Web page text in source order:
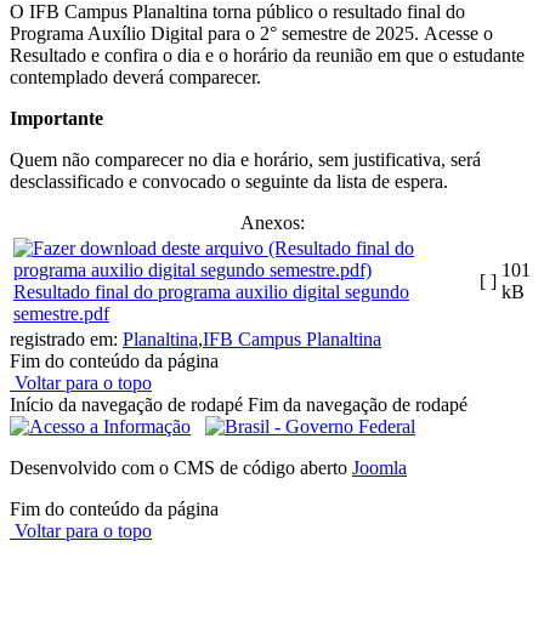
O IFB Campus Planaltina torna público o resultado final do
Programa Auxílio Digital para o 2° semestre de 2025. Acesse o
Resultado e confira o dia e o horário da reunião em que o estudante
contemplado deverá comparecer.
Importante
Quem não comparecer no dia e horário, sem justificativa, será
desclassificado e convocado o seguinte da lista de espera.
Anexos:
Resultado final do programa auxilio digital segundo
semestre.pdf
[ ]
101
kB
registrado em: Planaltina,IFB Campus Planaltina
Fim do conteúdo da página
Voltar para o topo
Início da navegação de rodapé Fim da navegação de rodapé
Desenvolvido com o CMS de código aberto Joomla
Fim do conteúdo da página
Voltar para o topo